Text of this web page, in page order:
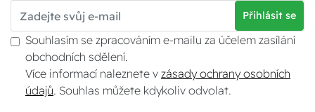
Přihlásit se
Souhlasím se zpracováním e-mailu za účelem zasílání
obchodních sdělení.
Více informací naleznete v zásady ochrany osobních
údajů . Souhlas můžete kdykoliv odvolat.